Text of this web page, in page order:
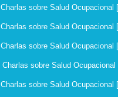
Charlas sobre Salud Ocupacional
Charlas sobre Salud Ocupacional
Charlas sobre Salud Ocupacional
Charlas sobre Salud Ocupacional
Charlas sobre Salud Ocupacional